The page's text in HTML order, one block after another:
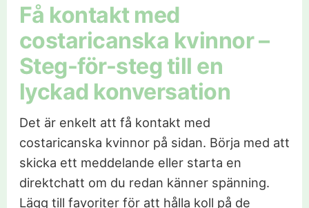
Få kontakt med
costaricanska kvinnor –
Steg-för-steg till en
lyckad konversation
Det är enkelt att få kontakt med
costaricanska kvinnor på sidan. Börja med att
skicka ett meddelande eller starta en
direktchatt om du redan känner spänning.
Lägg till favoriter för att hålla koll på de